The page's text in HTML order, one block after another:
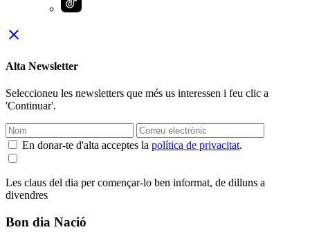
close
Alta Newsletter
Seleccioneu les newsletters que més us interessen i feu clic a
'Continuar'.
En donar-te d'alta acceptes la política de privacitat.
Les claus del dia per començar-lo ben informat, de dilluns a
divendres
Bon dia Nació